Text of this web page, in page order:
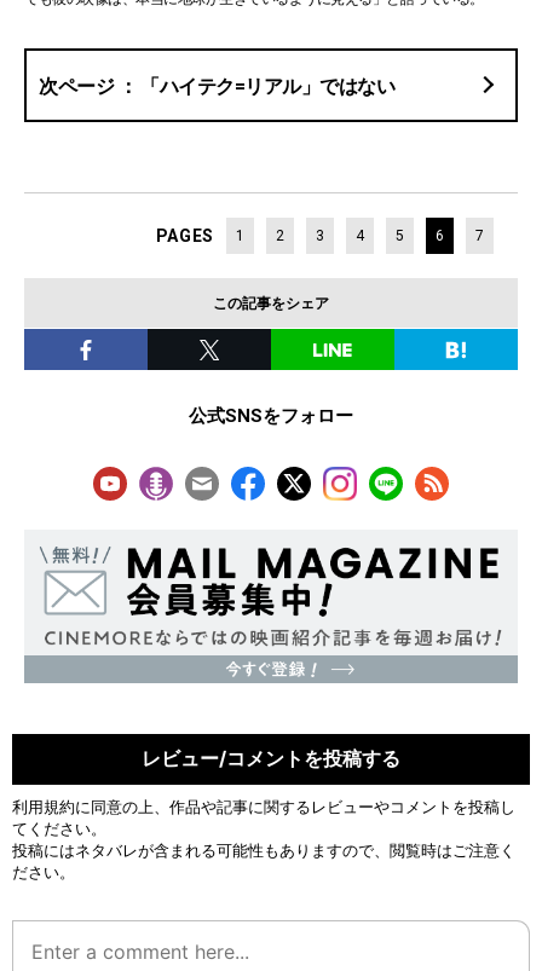
「ハイテク=リアル」ではない
PAGES 1 2 3 4 5 6 7
この記事をシェア
公式SNSをフォロー
レビュー/コメントを投稿する
利用規約に同意の上、作品や記事に関するレビューやコメントを投稿し
てください。
投稿にはネタバレが含まれる可能性もありますので、閲覧時はご注意く
ださい。